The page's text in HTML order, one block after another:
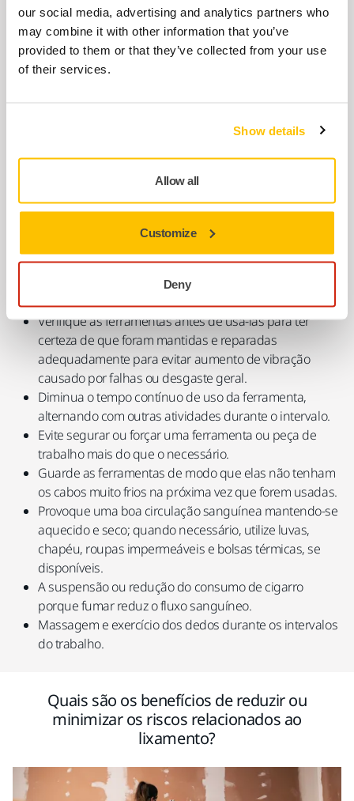
our social media, advertising and analytics partners who
may combine it with other information that you’ve
provided to them or that they’ve collected from your use
of their services.
Show details
Allow all
Customize
Deny
Caso o trabalho envolva o uso de ferramentas vibratórias, o
departamento de saúde públicaHSE (Reino Unido)
Peça para usar ferramentas adequadas de baixa
Use sempre a ferramenta certa para cada trabalho
(para fazer o trabalho mais rapidamente e expor você a
menos vibração nas mãos e braços).
Verifique as ferramentas antes de usá-las para ter
certeza de que foram mantidas e reparadas
adequadamente para evitar aumento de vibração
causado por falhas ou desgaste geral.
Diminua o tempo contínuo de uso da ferramenta,
alternando com outras atividades durante o intervalo.
Evite segurar ou forçar uma ferramenta ou peça de
trabalho mais do que o necessário.
Guarde as ferramentas de modo que elas não tenham
os cabos muito frios na próxima vez que forem usadas.
Provoque uma boa circulação sanguínea mantendo-se
aquecido e seco; quando necessário, utilize luvas,
chapéu, roupas impermeáveis e bolsas térmicas, se
disponíveis.
A suspensão ou redução do consumo de cigarro
porque fumar reduz o fluxo sanguíneo.
Massagem e exercício dos dedos durante os intervalos
do trabalho.
Quais são os benefícios de reduzir ou
minimizar os riscos relacionados ao
lixamento?